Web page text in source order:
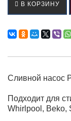
В КОРЗИНУ
Сливной насос
Подходит для
Whirlpool, Beko,